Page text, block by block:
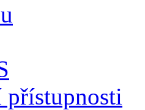
přístupnosti